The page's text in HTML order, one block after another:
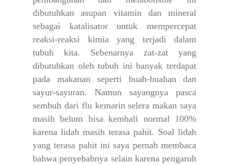
dibutuhkan asupan vitamin dan mineral
sebagai katalisator untuk mempercepat
reaksi-reaksi kimia yang terjadi dalam
tubuh kita. Sebenarnya zat-zat yang
dibutuhkan oleh tubuh ini banyak terdapat
pada makanan seperti buah-buahan dan
sayur-sayuran. Namun sayangnya pasca
sembuh dari flu kemarin selera makan saya
masih belum bisa kembali normal 100%
karena lidah masih terasa pahit. Soal lidah
yang terasa pahit ini saya pernah membaca
bahwa penyebabnya selain karena pengaruh